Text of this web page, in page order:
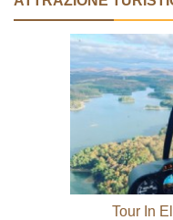
Tour In